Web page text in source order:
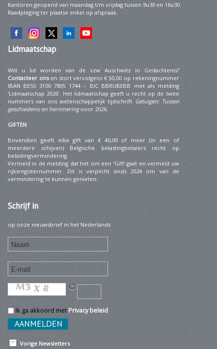
Kantoren geopend van maandag t/m vrijdag tussen 9u30 en 16u30.
Raadpleging ter plaatse enkel op afspraak.
Lidmaatschap
Wilt u lid worden van de vzw Auschwitz in Gedachtenis?
Contacteer onsen stort vervolgens € 50,00 op rekeningnummer
IBAN BE55 3100 7805 1744 – BIC BBRUBEBB met als melding
‘Lidmaatschap 2026’. Het lidmaatschap geeft u recht op de twee
nummers van ons wetenschappelijk tijdschrift Getuigen: Tussen
geschiedenis en herinneringvoor 2026.
GIFTEN
Bovendien geeft elke gift van € 40,00 of meer (in een of
meerdere schijven) Belgische belastingbetalers recht op
belastingvermindering.
Vermeld in de melding dat het om een ‘Gift’ gaat en vermeld uw
rijksregisternummer. Dit is verplicht sinds 2024 om van de
vermindering te kunnen genieten.
Schrijfin
op onze nieuwsbrief in het Nederlands
Ik ga akkoord metPrivacy beleid
Vorige Newsletters